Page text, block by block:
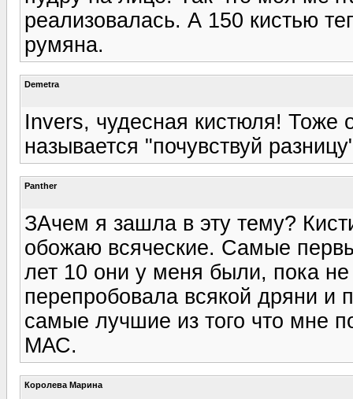
реализовалась. А 150 кистью
румяна.
Demetra
Invers, чудесная кистюля! Тоже
называется "почувствуй
Panther
ЗАчем я зашла в эту тему?
обожаю всяческие. Самые
лет 10 они у меня были, пока не
перепробовала всякой дряни и
самые лучшие из того что мне
МАС.
Королева Марина